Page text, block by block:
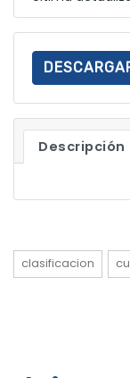
Descripción
clasificacion